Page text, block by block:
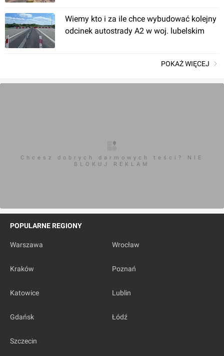
Łódź, plac Hallera 1F
Wiemy kto i za ile chce wybudować kolejny
odcinek autostrady A2 w woj. lubelskim
POKAŻ WIĘCEJ
Chcesz dobrych darmowych teści? NIE
BLOKUJ REKLAM
POPULARNE REGIONY
Warszawa Wrocław
Kraków Poznań
Katowice Lublin
Gdańsk Łódź
Szczecin